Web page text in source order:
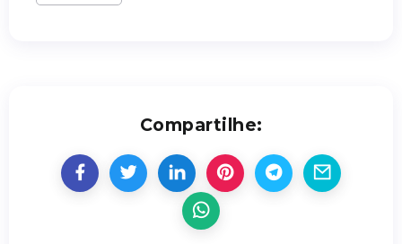
Compartilhe: